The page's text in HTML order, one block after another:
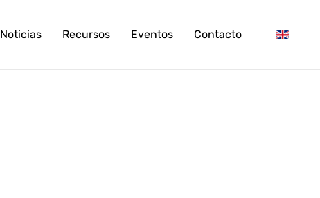
Noticias Recursos Eventos Contacto